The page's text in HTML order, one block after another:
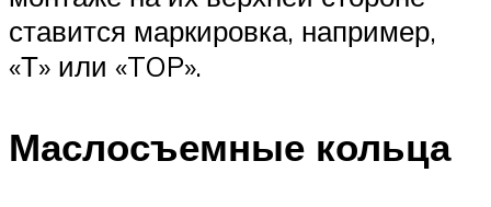
ставится маркировка, например,
«Т» или «TOP».
Маслосъемные кольца